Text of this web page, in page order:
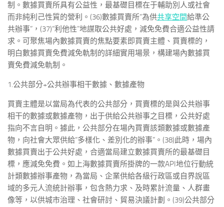
制。數據買賣所具有公益性，最基礎目標在于輔助別人或社會
而非純利己性質的營利。(36)數據買賣所“為供共享空間給準公
共辦事”，(37)“利他性”地謀取公共好處，減免免費合適公益性請
求。可聚焦場內數據買賣的焦點要素即買賣主體、買賣標的，
明白數據買賣免費減免軌制的詳細實用場景，構建場內數據買
賣免費減免軌制。
1.公共部分+公共辦事相干數據、數據產物
買賣主體是以當局為代表的公共部分，買賣標的是與公共辦事
相干的數據或數據產物，出于供給公共辦事之目標，公共好處
指向不言自明。據此，公共部分在場內買賣該類數據或數據產
物，向社會大眾供給“多樣化、差別化的辦事”。(38)此時，場內
數據買賣出于公共好處，合適當局建立數據買賣所的最基礎目
標，應減免免費。如上海數據買賣所掛牌的一款API地位行動統
計類數據辦事產物，為當局、企業供給各級行政區或自界說區
域的多元人流統計辦事，包含熱力求、及時累計流量、人群畫
像等，以供城市治理、社會研討、貿易決議計劃。(39)公共部分